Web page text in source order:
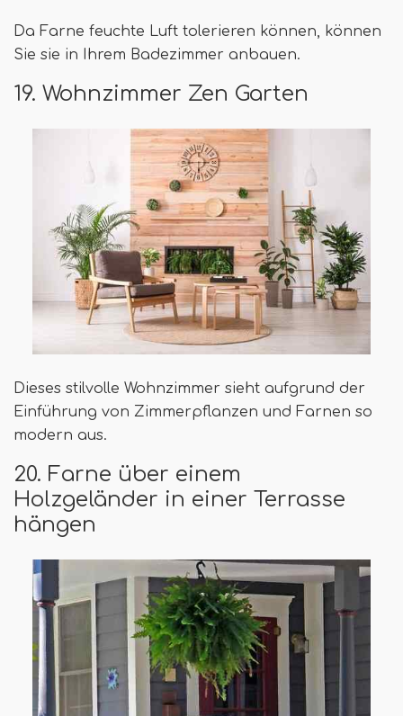
Da Farne feuchte Luft tolerieren können, können
Sie sie in Ihrem Badezimmer anbauen.
19. Wohnzimmer Zen Garten
Dieses stilvolle Wohnzimmer sieht aufgrund der
Einführung von Zimmerpflanzen und Farnen so
modern aus.
20. Farne über einem
Holzgeländer in einer Terrasse
hängen